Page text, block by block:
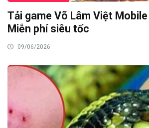
Tải game Võ Lâm Việt
Miễn phí siêu tốc
09/06/2026